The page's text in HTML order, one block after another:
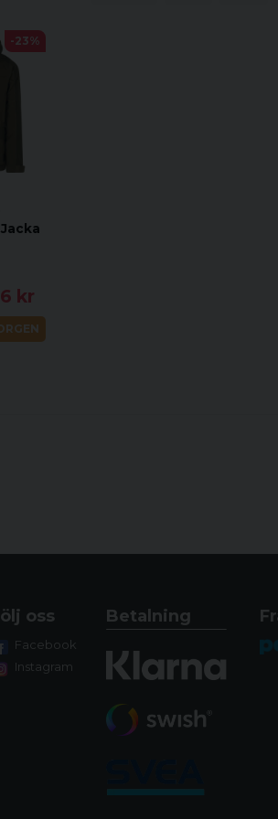
kr
-23%
oss
Facebook
Instagram
Betalning